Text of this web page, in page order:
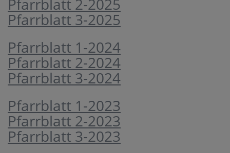
Pfarrblatt 2-2025
Pfarrblatt 3-2025
Pfarrblatt 1-2024
Pfarrblatt 2-2024
Pfarrblatt 3-2024
Pfarrblatt 1-2023
Pfarrblatt 2-2023
Pfarrblatt 3-2023